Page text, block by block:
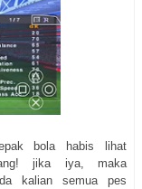
bola habis lihat
jika iya, maka
kalian semua pes